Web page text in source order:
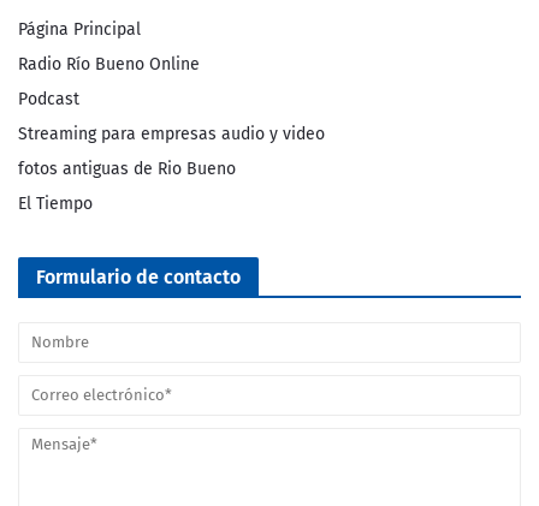
Página Principal
Radio Río Bueno Online
Podcast
Streaming para empresas audio y video
fotos antiguas de Rio Bueno
El Tiempo
Formulario de contacto